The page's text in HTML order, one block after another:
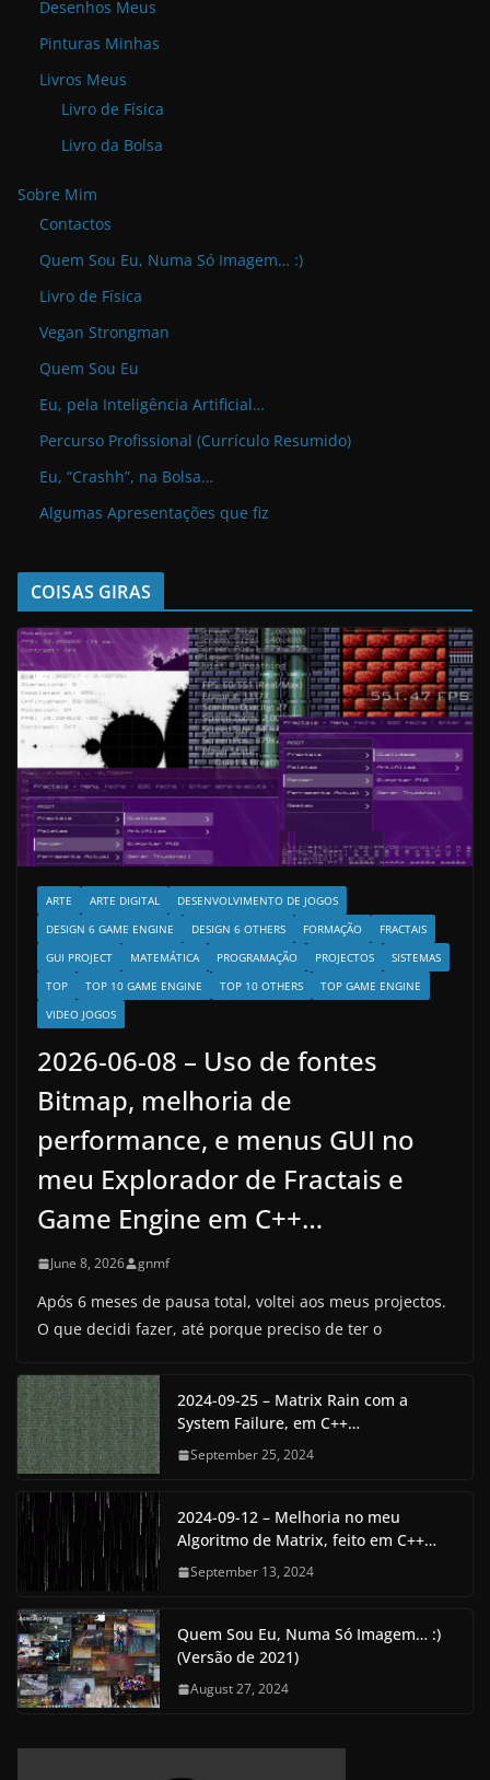
Desenhos Meus
Pinturas Minhas
Livros Meus
Livro de Física
Livro da Bolsa
Sobre Mim
Contactos
Quem Sou Eu, Numa Só Imagem… :)
Livro de Física
Vegan Strongman
Quem Sou Eu
Eu, pela Inteligência Artificial…
Percurso Profissional (Currículo Resumido)
Eu, “Crashh”, na Bolsa…
Algumas Apresentações que fiz
COISAS GIRAS
ARTE ARTE DIGITAL
DESENVOLVIMENTO DE JOGOS
DESIGN 6 GAME ENGINE
DESIGN 6 OTHERS FORMAÇÃO
FRACTAIS
GUI PROJECT
MATEMÁTICA PROGRAMAÇÃO PROJECTOS
SISTEMAS
TOP
TOP 10 GAME ENGINE TOP 10 OTHERS
TOP GAME ENGINE
VIDEO JOGOS
2026-06-08 – Uso de fontes
Bitmap, melhoria de
performance, e menus GUI no
meu Explorador de Fractais e
Game Engine em C++…
June 8, 2026 gnmf
Após 6 meses de pausa total, voltei aos meus projectos.
O que decidi fazer, até porque preciso de ter o
2024-09-25 – Matrix Rain com a
System Failure, em C++…
September 25, 2024
2024-09-12 – Melhoria no meu
Algoritmo de Matrix, feito em C++…
September 13, 2024
Quem Sou Eu, Numa Só Imagem… :)
(Versão de 2021)
August 27, 2024